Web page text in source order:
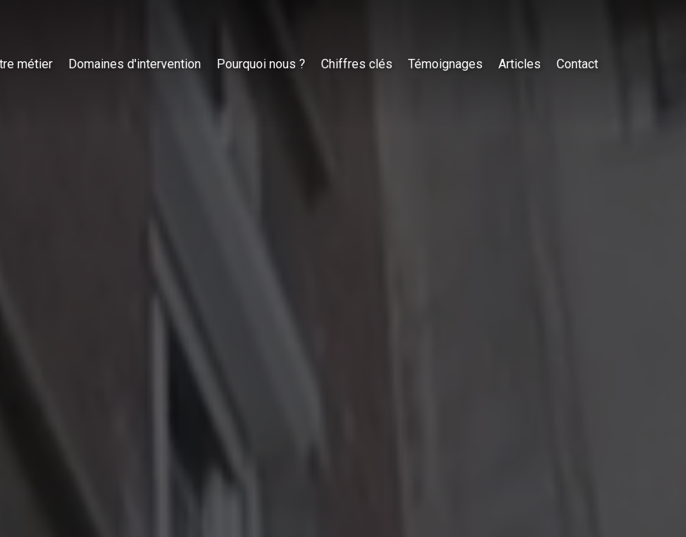
métier Domaines d'intervention Pourquoi nous ? Chiffres clés Témoignages Articles Contact